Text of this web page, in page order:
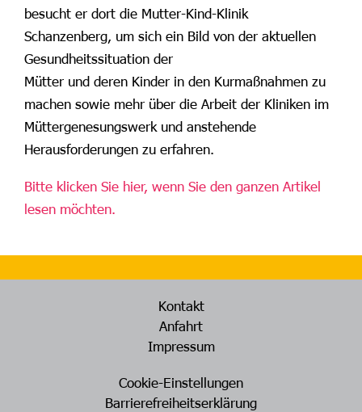
besucht er dort die Mutter-Kind-Klinik
Schanzenberg, um sich ein Bild von der aktuellen
Gesundheitssituation der
Mütter und deren Kinder in den Kurmaßnahmen zu
machen sowie mehr über die Arbeit der Kliniken im
Müttergenesungswerk und anstehende
Herausforderungen zu erfahren.
Bitte klicken Sie hier, wenn Sie den ganzen Artikel
lesen möchten.
Kontakt
Anfahrt
Impressum
Cookie-Einstellungen
Barrierefreiheitserklärung